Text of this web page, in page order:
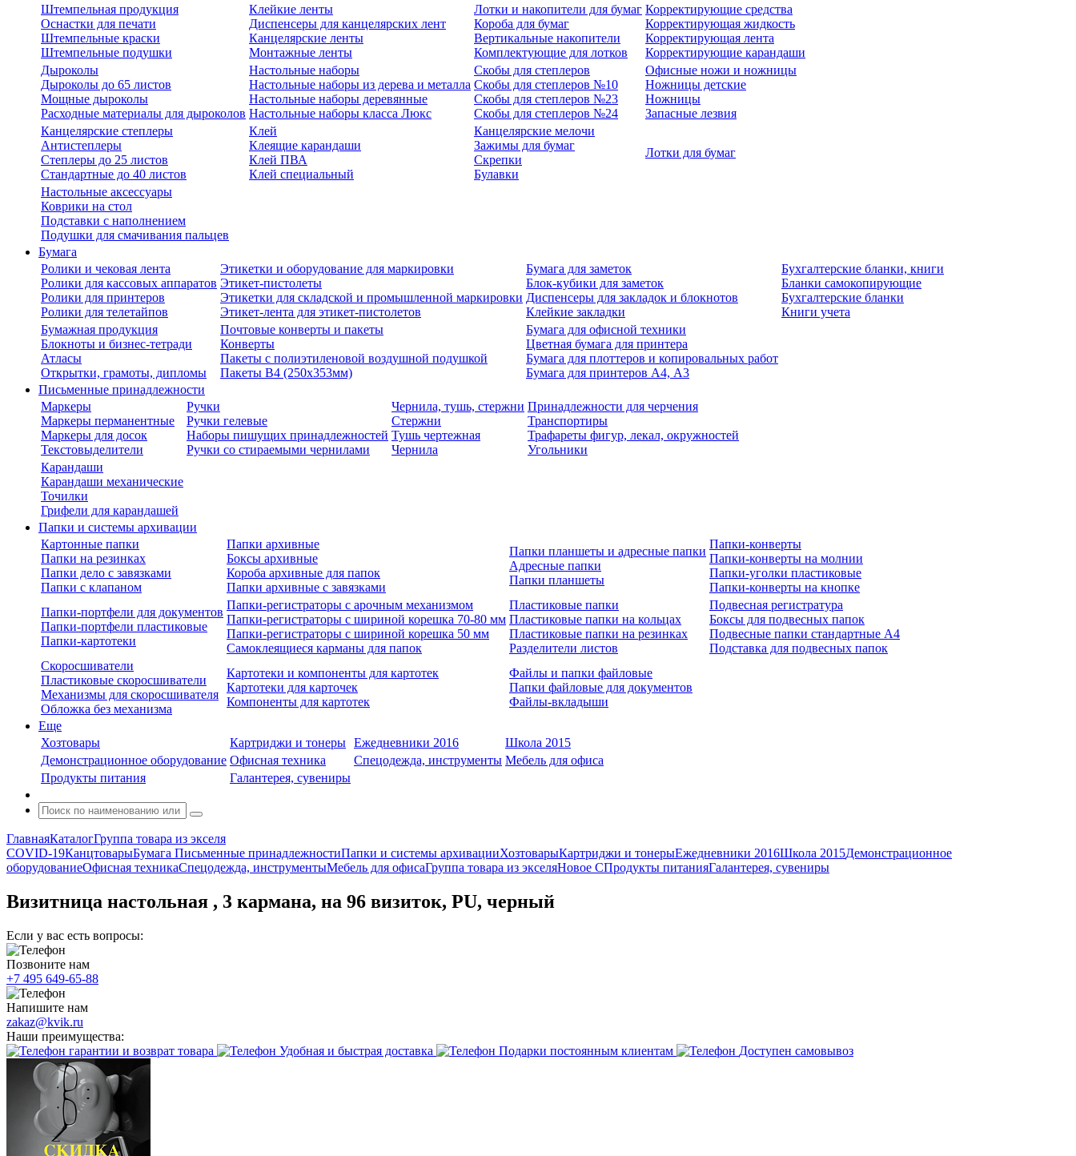
Штемпельная продукция
Оснастки для печати
Штемпельные краски
Штемпельные подушки
Клейкие ленты
Диспенсеры для канцелярских лент
Канцелярские ленты
Монтажные ленты
Лотки и накопители для бумаг
Короба для бумаг
Вертикальные накопители
Комплектующие для лотков
Корректирующие средства
Корректирующая жидкость
Корректирующая лента
Корректирующие карандаши
Дыроколы
Дыроколы до 65 листов
Мощные дыроколы
Расходные материалы для дыроколов
Настольные наборы
Настольные наборы из дерева и металла
Настольные наборы деревянные
Настольные наборы класса Люкс
Скобы для степлеров
Скобы для степлеров №10
Скобы для степлеров №23
Скобы для степлеров №24
Офисные ножи и ножницы
Ножницы детские
Ножницы
Запасные лезвия
Канцелярские степлеры
Антистеплеры
Степлеры до 25 листов
Стандартные до 40 листов
Клей
Клеящие карандаши
Клей ПВА
Клей специальный
Канцелярские мелочи
Зажимы для бумаг
Скрепки
Булавки
Лотки для бумаг
Настольные аксессуары
Коврики на стол
Подставки с наполнением
Подушки для смачивания пальцев
Бумага
Ролики и чековая лента
Ролики для кассовых аппаратов
Ролики для принтеров
Ролики для телетайпов
Этикетки и оборудование для маркировки
Этикет-пистолеты
Этикетки для складской и промышленной маркировки
Этикет-лента для этикет-пистолетов
Бумага для заметок
Блок-кубики для заметок
Диспенсеры для закладок и блокнотов
Клейкие закладки
Бухгалтерские бланки, книги
Бланки самокопирующие
Бухгалтерские бланки
Книги учета
Бумажная продукция
Блокноты и бизнес-тетради
Атласы
Открытки, грамоты, дипломы
Почтовые конверты и пакеты
Конверты
Пакеты с полиэтиленовой воздушной подушкой
Пакеты В4 (250х353мм)
Бумага для офисной техники
Цветная бумага для принтера
Бумага для плоттеров и копировальных работ
Бумага для принтеров А4, А3
Письменные принадлежности
Маркеры
Маркеры перманентные
Маркеры для досок
Текстовыделители
Ручки
Ручки гелевые
Наборы пишущих принадлежностей
Ручки со стираемыми чернилами
Чернила, тушь, стержни
Стержни
Тушь чертежная
Чернила
Принадлежности для черчения
Транспортиры
Трафареты фигур, лекал, окружностей
Угольники
Карандаши
Карандаши механические
Точилки
Грифели для карандашей
Папки и системы архивации
Картонные папки
Папки на резинках
Папки дело с завязками
Папки с клапаном
Папки архивные
Боксы архивные
Короба архивные для папок
Папки архивные с завязками
Папки планшеты и адресные папки
Адресные папки
Папки планшеты
Папки-конверты
Папки-конверты на молнии
Папки-уголки пластиковые
Папки-конверты на кнопке
Папки-портфели для документов
Папки-портфели пластиковые
Папки-картотеки
Папки-регистраторы с арочным механизмом
Папки-регистраторы с шириной корешка 70-80 мм
Папки-регистраторы с шириной корешка 50 мм
Самоклеящиеся карманы для папок
Пластиковые папки
Пластиковые папки на кольцах
Пластиковые папки на резинках
Разделители листов
Подвесная регистратура
Боксы для подвесных папок
Подвесные папки стандартные А4
Подставка для подвесных папок
Скоросшиватели
Пластиковые скоросшиватели
Механизмы для скоросшивателя
Обложка без механизма
Картотеки и компоненты для картотек
Картотеки для карточек
Компоненты для картотек
Файлы и папки файловые
Папки файловые для документов
Файлы-вкладыши
Еще
Хозтовары
Картриджи и тонеры Ежедневники 2016
Школа 2015
Демонстрационное оборудование Офисная техника Спецодежда, инструменты Мебель для офиса
Продукты питания
Галантерея, сувениры
ГлавнаяКаталогГруппа товара из экселя
COVID-19КанцтоварыБумага Письменные принадлежностиПапки и системы архивацииХозтоварыКартриджи и тонерыЕжедневники 2016Школа 2015Демонстрационное
оборудованиеОфисная техникаСпецодежда, инструментыМебель для офисаГруппа товара из экселяНовое СПродукты питанияГалантерея, сувениры
Визитница настольная , 3 кармана, на 96 визиток, PU, черный
Если у вас есть вопросы:
Позвоните нам
+7 495 649-65-88
Напишите нам
zakaz@kvik.ru
Наши преимущества:
гарантии и возврат товара
Удобная и быстрая доставка Подарки постоянным клиентам Доступен самовывоз